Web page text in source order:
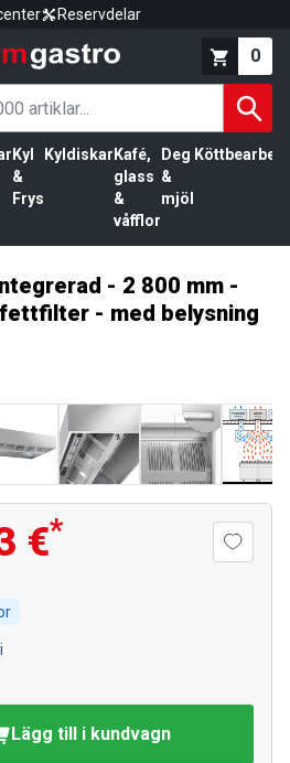
Reservdelar
0
Kyl
&
Frys
Kyldiskar Kafé,
glass
&
våfflor
Deg
&
mjöl
- 2 800 mm -
- med belysning
€*
Lägg till i kundvagn